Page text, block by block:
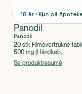
18 år +Kun på
Panodil
Panodil
20 stk Filmovertrukne
500 mg (Håndkøb,
apoteksforbeholdt),
Se produktresumé